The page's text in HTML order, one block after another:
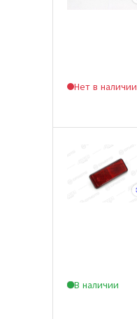
Нет в наличии
В наличии